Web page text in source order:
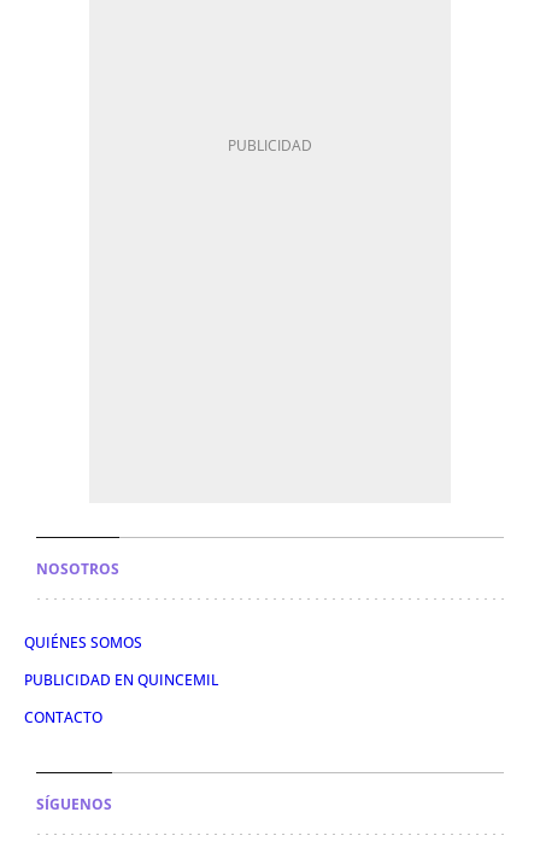
NOSOTROS
QUIÉNES SOMOS
PUBLICIDAD EN QUINCEMIL
CONTACTO
SÍGUENOS